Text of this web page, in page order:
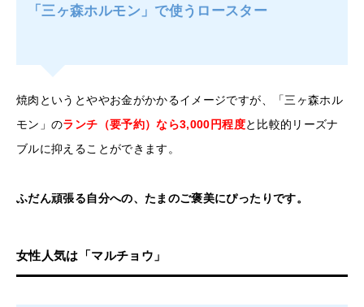
「三ヶ森ホルモン」で使うロースター
焼肉というとややお金がかかるイメージですが、「三ヶ森ホル
モン」のランチ（要予約）なら3,000円程度と比較的リーズナ
ブルに抑えることができます。
ふだん頑張る自分への、たまのご褒美にぴったりです。
女性人気は「マルチョウ」